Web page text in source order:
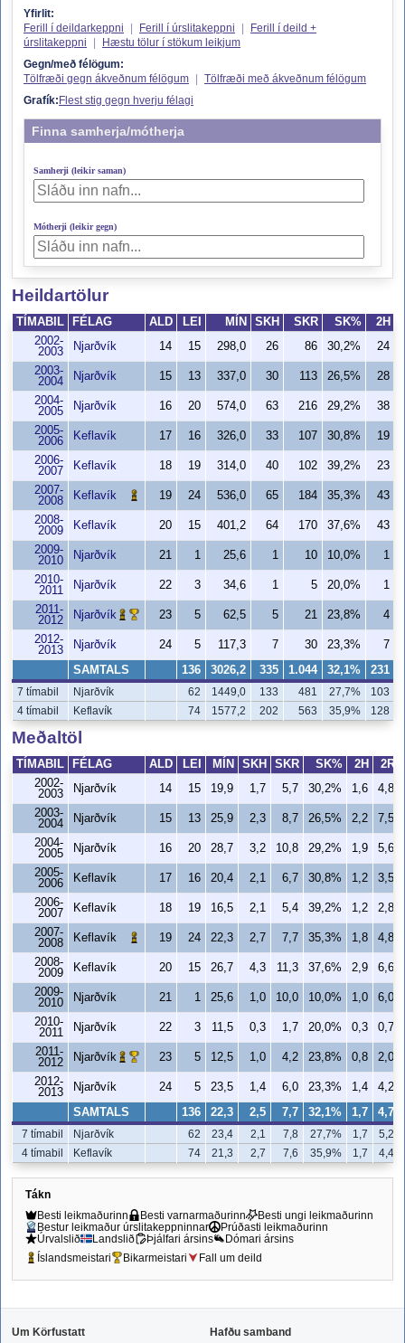
Yfirlit:
Ferill í deildarkeppni
Ferill í úrslitakeppni
Ferill í deild +
úrslitakeppni
Hæstu tölur í stökum leikjum
Gegn/með félögum:
Tölfræði gegn ákveðnum félögum
Tölfræði með ákveðnum félögum
Grafík: Flest stig gegn hverju félagi
Finna samherja/mótherja
Samherji (leikir saman)
Mótherji (leikir gegn)
Heildartölur
TÍMABIL FÉLAG ALD LEI MÍN SKH SKR SK%
2H
2002-
2003
Njarðvík 14 15 298,0 26 86 30,2%
24
2003-
2004
Njarðvík 15 13 337,0 30 113 26,5%
28
2004-
2005
Njarðvík 16 20 574,0 63 216 29,2% 38
2005-
2006
Keflavík 17 16 326,0 33 107 30,8%
19
2006-
2007
Keflavík 18 19 314,0 40 102 39,2%
23
2007-
2008
Keflavík 19 24 536,0 65 184 35,3% 43
2008-
2009
Keflavík 20 15 401,2 64 170 37,6%
43
2009-
2010
Njarðvík 21 1 25,6 1 10 10,0%
1
2010-
2011
Njarðvík 22 3 34,6 1 5 20,0%
1
2011-
2012
Njarðvík 23 5 62,5 5 21 23,8%
4
2012-
2013
Njarðvík 24 5 117,3 7 30 23,3% 7
SAMTALS 136 3026,2 335 1.044 32,1% 231
7 tímabil Njarðvík 62 1449,0 133 481 27,7% 103
4 tímabil
Keflavík 74 1577,2 202 563 35,9% 128
Meðaltöl
TÍMABIL FÉLAG ALD LEI MÍN SKH SKR SK% 2H
2R
2002-
2003
Njarðvík 14 15 19,9 1,7 5,7 30,2% 1,6 4,8
2003-
2004
Njarðvík 15 13 25,9 2,3 8,7 26,5% 2,2 7,5
2004-
2005
Njarðvík 16 20 28,7 3,2 10,8 29,2% 1,9 5,6
2005-
2006
Keflavík 17 16 20,4 2,1 6,7 30,8% 1,2 3,5
2006-
2007
Keflavík 18 19 16,5 2,1 5,4 39,2% 1,2 2,8
2007-
2008
Keflavík 19 24 22,3 2,7 7,7 35,3% 1,8 4,8
2008-
2009
Keflavík 20 15 26,7 4,3 11,3 37,6% 2,9 6,6
2009-
2010
Njarðvík 21 1 25,6 1,0 10,0 10,0% 1,0 6,0
2010-
2011
Njarðvík 22 3 11,5 0,3 1,7 20,0% 0,3 0,7
2011-
2012
Njarðvík 23 5 12,5 1,0 4,2 23,8% 0,8 2,0
2012-
2013
Njarðvík 24 5 23,5 1,4 6,0 23,3% 1,4 4,2
SAMTALS 136 22,3 2,5 7,7 32,1% 1,7 4,7
7 tímabil Njarðvík 62 23,4 2,1 7,8 27,7% 1,7
5,2
4 tímabil
Keflavík 74 21,3 2,7 7,6 35,9% 1,7 4,4
Tákn
Besti leikmaðurinn
Besti varnarmaðurinn
Besti ungi leikmaðurinn
Bestur leikmaður úrslitakeppninnar
Prúðasti leikmaðurinn
Úrvalslið
Landslið Þjálfari ársins
Dómari ársins
Íslandsmeistari
Bikarmeistari Fall um deild
Um Körfustatt Hafðu samband